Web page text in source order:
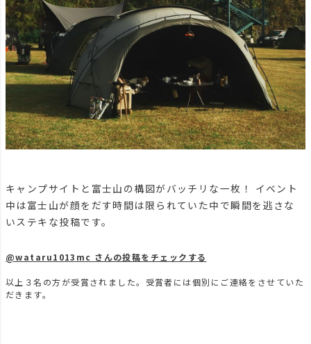
キャンプサイトと富士山の構図がバッチリな一枚！ イベント
中は富士山が顔をだす時間は限られていた中で瞬間を逃さな
いステキな投稿です。
@wataru1013mc さんの投稿をチェックする
以上３名の方が受賞されました。受賞者には個別にご連絡をさせていた
だきます。